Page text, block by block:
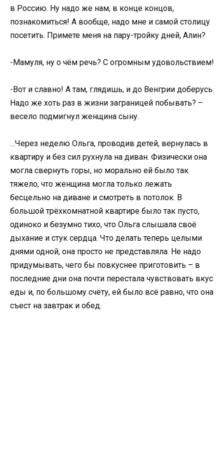
в Россию. Ну надо же нам, в конце концов,
познакомиться! А вообще, надо мне и самой столицу
посетить. Примете меня на пару-тройку дней, Алин?
-Мамуля, ну о чём речь? С огромным удовольствием!
-Вот и славно! А там, глядишь, и до Венгрии доберусь.
Надо же хоть раз в жизни заграницей побывать? –
весело подмигнул женщина сыну.
…Через неделю Ольга, проводив детей, вернулась в
квартиру и без сил рухнула на диван. Физически она
могла свернуть горы, но морально ей было так
тяжело, что женщина могла только лежать
бесцельно на диване и смотреть в потолок. В
большой трёхкомнатной квартире было так пусто,
одиноко и безумно тихо, что Ольга слышала своё
дыхание и стук сердца. Что делать теперь целыми
днями одной, она просто не представляла. Не надо
придумывать, чего бы повкуснее приготовить – в
последние дни она почти перестала чувствовать вкус
еды и, по большому счёту, ей было всё равно, что она
съест на завтрак и обед.